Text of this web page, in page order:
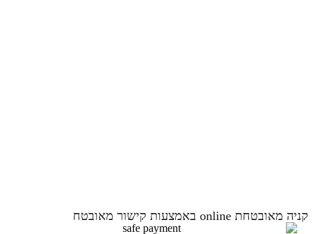
קניה מאובטחת online באמצעות קישור מאובטח